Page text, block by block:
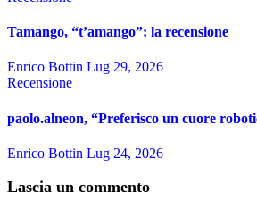
Tamango, “t’amango”: la recensione
Enrico Bottin Lug 29, 2026
Recensione
paolo.alneon, “Preferisco un cuore
Enrico Bottin Lug 24, 2026
Lascia un commento